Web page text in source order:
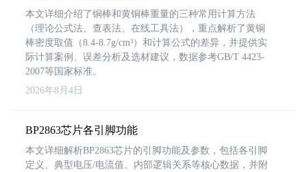
本文详细介绍了铜棒和黄铜棒重量的三种常用计算方法
（理论公式法、查表法、在线工具法），重点解析了黄铜
棒密度取值（8.4-8.7g/cm³）和计算公式的差异，并提供实
际计算案例、误差分析及选材建议，数据参考GB/T 4423-
2007等国家标准。
2026年8月4日
BP2863芯片各引脚功能
本文详细解析BP2863芯片的引脚功能及参数，包括各引脚
定义、典型电压/电流值、内部逻辑关系等核心数据，并附